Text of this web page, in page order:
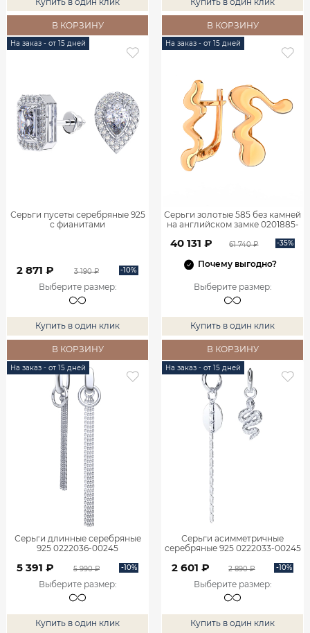
В КОРЗИНУ В КОРЗИНУ
На заказ - от 15 дней
Серьги пусеты серебряные 925
с фианитами
2 871 ₽ 3 190 ₽ -10%
Выберите размер:
Купить в один клик
В КОРЗИНУ
На заказ - от 15 дней
Серьги золотые 585 без камней
на английском замке 0201885-
40 131 ₽ 61 740 ₽ -35%
Почему выгодно?
Выберите размер:
Купить в один клик
В КОРЗИНУ
На заказ - от 15 дней
Серьги длинные серебряные
925 0222036-00245
5 391 ₽ 5 990 ₽ -10%
Выберите размер:
Купить в один клик
На заказ - от 15 дней
Серьги асимметричные
серебряные 925 0222033-00245
2 601 ₽ 2 890 ₽ -10%
Выберите размер:
Купить в один клик